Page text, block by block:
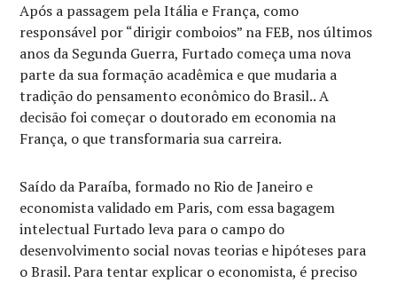
Após a passagem pela Itália e França, como
responsável por “dirigir comboios” na FEB, nos últimos
anos da Segunda Guerra, Furtado começa uma nova
parte da sua formação acadêmica e que mudaria a
tradição do pensamento econômico do Brasil.. A
decisão foi começar o doutorado em economia na
França, o que transformaria sua carreira.
Saído da Paraíba, formado no Rio de Janeiro e
economista validado em Paris, com essa bagagem
intelectual Furtado leva para o campo do
desenvolvimento social novas teorias e hipóteses para
o Brasil. Para tentar explicar o economista, é preciso